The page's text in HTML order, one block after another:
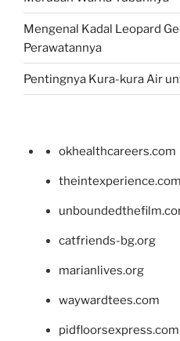
Mengenal Kadal Leopard
Perawatannya
Pentingnya Kura-kura Air
okhealthcareers.com
theintexperience.com
catfriends-bg.org
marianlives.org
waywardtees.com
pidfloorsexpress.com